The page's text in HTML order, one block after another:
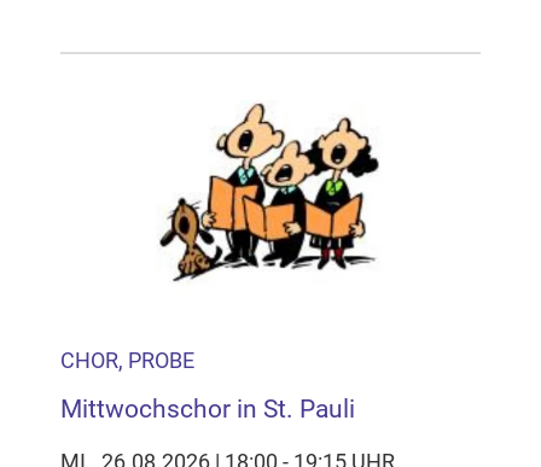
CHOR, PROBE
Mittwochschor in St. Pauli
MI., 26.08.2026 | 18:00 - 19:15 UHR